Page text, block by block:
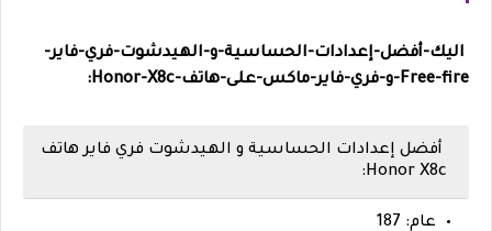
اليك-أفضل-إعدادات-الحساسية-و-الهيدشوت-فري-فاير-
Free-fire-و-فري-فاير-ماكس-على-هاتف-
Honor-X8c:
أفضل إعدادات الحساسية و الهيدشوت فري فاير هاتف
Honor X8c:
عام: 187